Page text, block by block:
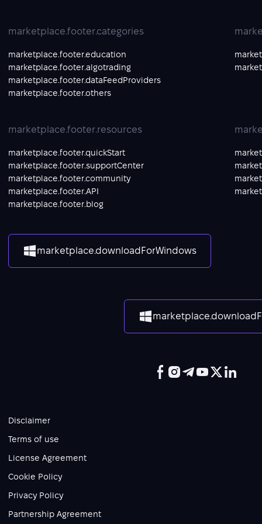
marketplace.footer.categories
marketplace.footer.education
marketplace.footer.algotrading
marketplace.footer.dataFeedProviders
marketplace.footer.others
marketplace.footer.resources
marketplace.footer.quickStart
marketplace.footer.supportCenter
marketplace.footer.community
marketplace.footer.API
marketplace.footer.blog
marketplace.downloadForWindows
Disclaimer
Terms of use
License Agreement
Cookie Policy
Privacy Policy
Partnership Agreement